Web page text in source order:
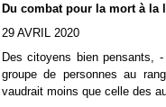
Du combat pour la mort à la
29 AVRIL 2020
Des citoyens bien pensants,
groupe de personnes au
vaudrait moins que celle des